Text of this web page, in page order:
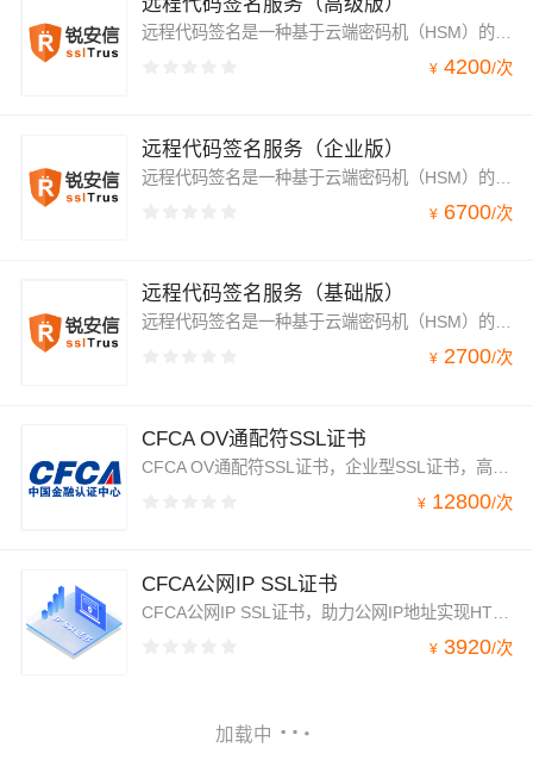
远程代码签名是一种基于云端密码机（HSM）的代码签名方式。它摆脱了传统物理UKey的限制，在符合FIPS 140-3安全标准的云端密码机中实现高安全、高效率的签名流程。借助锐安信远程代码签名服务，无缝集成CI/CD，实现全自动化的云端代码签名操作。无论您是独立开发者还是大型企业团队，都能轻松完成代码的签名与管理，同时提供完整的操作审计日志，全面满足软件供应链的安全与合规要求。
¥ 4200/次
远程代码签名服务（企业版）
远程代码签名是一种基于云端密码机（HSM）的代码签名方式。它摆脱了传统物理UKey的限制，在符合FIPS 140-3安全标准的云端密码机中实现高安全、高效率的签名流程。借助锐安信远程代码签名服务，无缝集成CI/CD，实现全自动化的云端代码签名操作。无论您是独立开发者还是大型企业团队，都能轻松完成代码的签名与管理，同时提供完整的操作审计日志，全面满足软件供应链的安全与合规要求。
¥ 6700/次
远程代码签名服务（基础版）
远程代码签名是一种基于云端密码机（HSM）的代码签名方式。它摆脱了传统物理UKey的限制，在符合FIPS 140-3安全标准的云端密码机中实现高安全、高效率的签名流程。借助锐安信远程代码签名服务，无缝集成CI/CD，实现全自动化的云端代码签名操作。无论您是独立开发者还是大型企业团队，都能轻松完成代码的签名与管理，同时提供完整的操作审计日志，全面满足软件供应链的安全与合规要求。
¥ 2700/次
CFCA OV通配符SSL证书
CFCA OV通配符SSL证书，企业型SSL证书，高安全性HTTPS加密解决方案，可助力一个域名和该域名所有二级子域名实现HTTPS加密。后续新增同级子域名，无需额外付费，具有高扩展性、易方便管理、省钱省时等特性。
¥ 12800/次
CFCA公网IP SSL证书
CFCA公网IP SSL证书，助力公网IP地址实现HTTPS加密。为不能提供域名访问，只能是IP地址访问的企业解决了其数据传输安全问题，还可帮助用户识别企业网站身份真伪。
¥ 3920/次
加载中